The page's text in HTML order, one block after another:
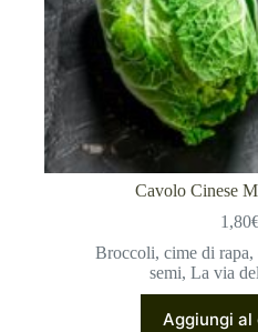
Cavolo Cinese
1,80
Broccoli, cime di
semi,La via
Aggiungi